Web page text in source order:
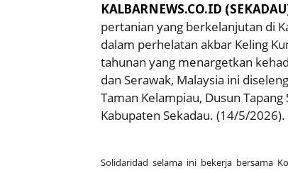
KALBARNEWS.CO.ID
pertanian yang berkelanjutan di
dalam perhelatan akbar Keling
tahunan yang menargetkan
dan Serawak, Malaysia ini
Taman Kelampiau, Dusun
Kabupaten Sekadau. (14/5/2026).
Solidaridad selama ini bekerja bersama